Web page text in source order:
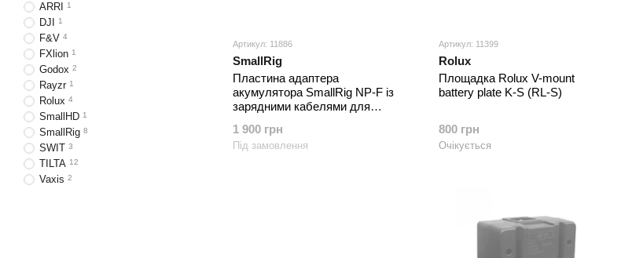
Артикул: 11886
SmallRig
Пластина адаптера
акумулятора SmallRig NP-F із
зарядними кабелями для
1 900 грн
Під замовлення
Артикул: 11399
Rolux
Площадка Rolux V-mount
battery plate K-S (RL-S)
800 грн
Очікується
ARRI 1
DJI 1
F&V 4
FXlion 1
Godox 2
Rayzr 1
Rolux 4
SmallHD 1
SmallRig 8
SWIT 3
TILTA 12
Vaxis 2